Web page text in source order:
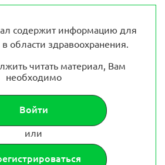
содержит информацию для
области здравоохранения.
читать материал, Вам
необходимо
Войти
или